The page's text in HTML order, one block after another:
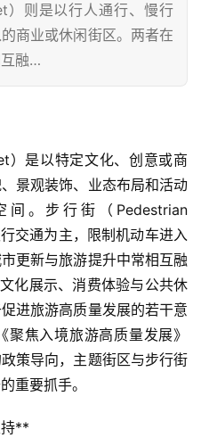
）则是以行人通行、慢行
商业或休闲街区。两者在
融…
）是以特定文化、创意或商
景观装饰、业态布局和活动
。步行街（Pedestrian
交通为主，限制机动车进入
更新与旅游提升中常相互融
化展示、消费体验与公共休
进旅游高质量发展的若干意
焦入境旅游高质量发展》
策导向，主题街区与步行街
重要抓手。
**